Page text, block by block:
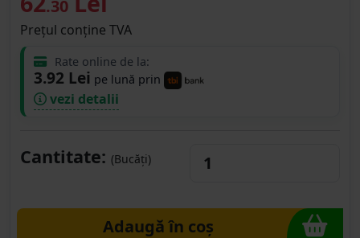
.30
Prețul conține TVA
Rate online de la:
3.92 Lei pe lună prin
vezi detalii
Cantitate: (Bucăți)
Adaugă în coș